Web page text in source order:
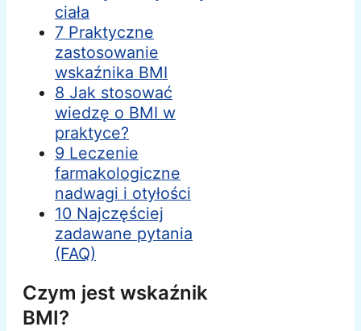
ciała
7 Praktyczne
zastosowanie
wskaźnika BMI
8 Jak stosować
wiedzę o BMI w
praktyce?
9 Leczenie
farmakologiczne
nadwagi i otyłości
10 Najczęściej
zadawane pytania
(FAQ)
Czym jest wskaźnik
BMI?